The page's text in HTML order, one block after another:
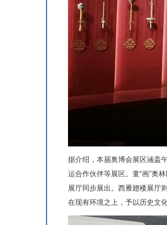
据介绍，本届奥博会展区涵盖
运合作伙伴等展区。童“画”奥
展厅同步展出。西雁翅楼展厅
在现有环境之上，予以历史文